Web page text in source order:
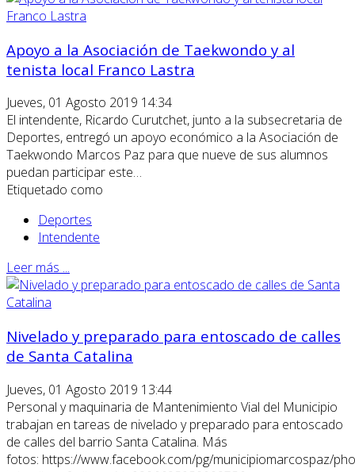
Apoyo a la Asociación de Taekwondo y al
tenista local Franco Lastra
Jueves, 01 Agosto 2019 14:34
El intendente, Ricardo Curutchet, junto a la subsecretaria de
Deportes, entregó un apoyo económico a la Asociación de
Taekwondo Marcos Paz para que nueve de sus alumnos
puedan participar este…
Etiquetado como
Deportes
Intendente
Leer más ...
Nivelado y preparado para entoscado de calles
de Santa Catalina
Jueves, 01 Agosto 2019 13:44
Personal y maquinaria de Mantenimiento Vial del Municipio
trabajan en tareas de nivelado y preparado para entoscado
de calles del barrio Santa Catalina. Más
fotos: https://www.facebook.com/pg/municipiomarcospaz/